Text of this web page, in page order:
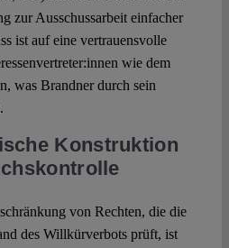
zur Ausschussarbeit einfacher
ist auf eine vertrauensvolle
wie dem
was Brandner durch sein
Konstruktion
von Rechten, die die
des Willkürverbots prüft, ist